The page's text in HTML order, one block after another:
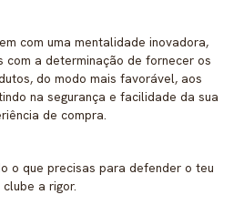
com uma mentalidade inovadora,
com a determinação de fornecer os
do modo mais favorável, aos
na segurança e facilidade da sua
de compra.
o que precisas para defender o teu
clube a rigor.